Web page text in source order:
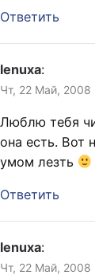
Ответить
lenuxa:
Чт, 22 Май, 2008
Люблю тебя
она есть. Вот
умом лезть
Ответить
lenuxa:
Чт, 22 Май, 2008